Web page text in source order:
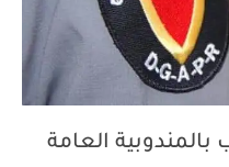
1620 منصب بالمندوبية العامة